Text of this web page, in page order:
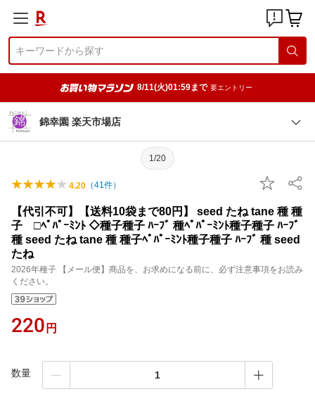
8/11(火)01:59まで 要エントリー
錦幸園 楽天市場店
1/20
4.20 （41件）
【代引不可】【送料10袋まで80円】 seed たね tane 種 種
子 □ﾍﾟﾊﾟｰﾐﾝﾄ ◇種子種子 ﾊｰﾌﾞ 種ﾍﾟﾊﾟｰﾐﾝﾄ種子種子 ﾊｰﾌﾞ
種 seed たね tane 種 種子ﾍﾟﾊﾟｰﾐﾝﾄ種子種子 ﾊｰﾌﾞ 種 seed
たね
2026年種子 【メール便】商品を、お求めになる前に、必ず注意事項をお読み
ください。
220 円
数量